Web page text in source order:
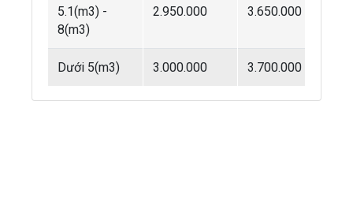
5.1(m3) -
8(m3)
2.950.000 3.650.000
Dưới 5(m3) 3.000.000 3.700.000